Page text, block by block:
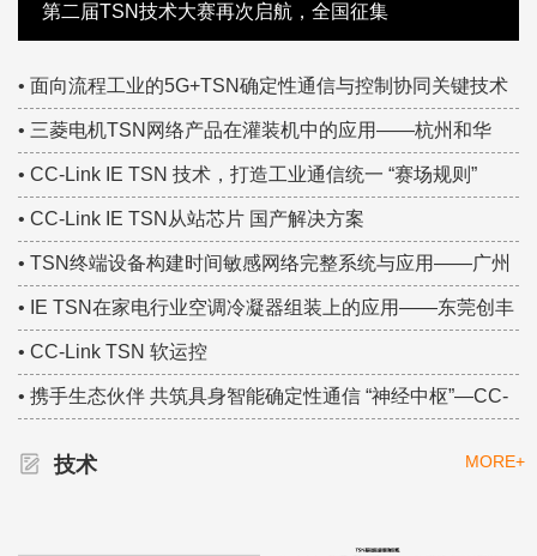
第二届TSN技术大赛再次启航，全国征集
• 面向流程工业的5G+TSN确定性通信与控制协同关键技术
研究——中国移动集团研究院 TSN技术大赛集锦
• 三菱电机TSN网络产品在灌装机中的应用——杭州和华
TSN技术大赛集锦
• CC-Link IE TSN 技术，打造工业通信统一 “赛场规则”
• CC-Link IE TSN从站芯片 国产解决方案
• TSN终端设备构建时间敏感网络完整系统与应用——广州
虹科 TSN技术大赛集锦
• IE TSN在家电行业空调冷凝器组装上的应用——东莞创丰
TSN技术大赛集锦
• CC-Link TSN 软运控
• 携手生态伙伴 共筑具身智能确定性通信 “神经中枢”—CC-
技术 MORE+